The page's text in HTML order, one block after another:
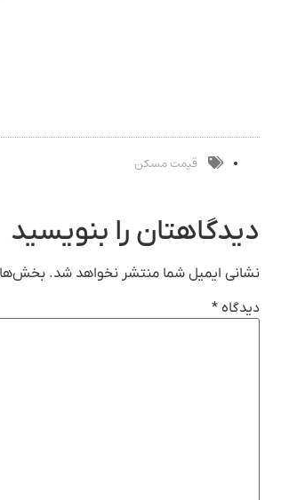
قیمت مسکن
دیدگاهتان را بنویسید
نشانی ایمیل شما منتشر نخواهد شد.
دیدگاه *